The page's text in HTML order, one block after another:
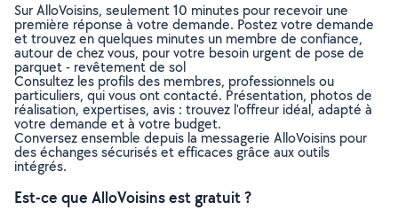
Sur AlloVoisins, seulement 10 minutes pour recevoir une
première réponse à votre demande. Postez votre demande
et trouvez en quelques minutes un membre de confiance,
autour de chez vous, pour votre besoin urgent de pose de
parquet - revêtement de sol
Consultez les profils des membres, professionnels ou
particuliers, qui vous ont contacté. Présentation, photos de
réalisation, expertises, avis : trouvez l'offreur idéal, adapté à
votre demande et à votre budget.
Conversez ensemble depuis la messagerie AlloVoisins pour
des échanges sécurisés et efficaces grâce aux outils
intégrés.
Est-ce que AlloVoisins est gratuit ?